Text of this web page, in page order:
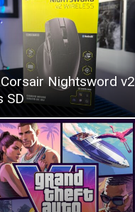
Nightsword v2
SD